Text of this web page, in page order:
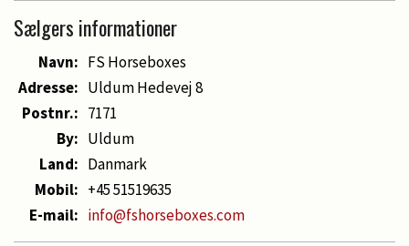
Sælgers informationer
Navn: FS Horseboxes
Adresse: Uldum Hedevej 8
Postnr.: 7171
By: Uldum
Land: Danmark
Mobil: +45 51519635
E-mail: info@fshorseboxes.com